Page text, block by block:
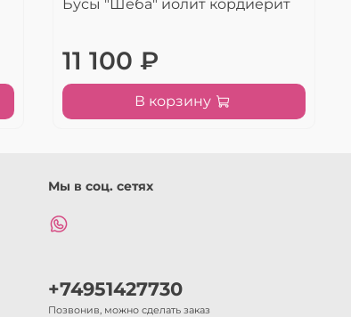
Бусы "Шеба" иолит кордиерит
11 100 ₽
В корзину
Мы в соц. сетях
+74951427730
Позвонив, можно сделать заказ